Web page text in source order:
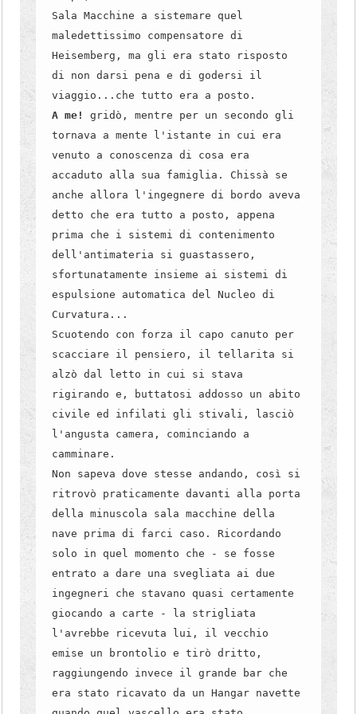
Sala Macchine a sistemare quel
maledettissimo compensatore di
Heisemberg, ma gli era stato risposto
di non darsi pena e di godersi il
viaggio...che tutto era a posto.
A me!gridò, mentre per un secondo gli
tornava a mente l'istante in cui era
venuto a conoscenza di cosa era
accaduto alla sua famiglia. Chissà se
anche allora l'ingegnere di bordo aveva
detto che era tutto a posto, appena
prima che i sistemi di contenimento
dell'antimateria si guastassero,
sfortunatamente insieme ai sistemi di
espulsione automatica del Nucleo di
Curvatura...
Scuotendo con forza il capo canuto per
scacciare il pensiero, il tellarita si
alzò dal letto in cui si stava
rigirando e, buttatosi addosso un abito
civile ed infilati gli stivali, lasciò
l'angusta camera, cominciando a
camminare.
Non sapeva dove stesse andando, così si
ritrovò praticamente davanti alla porta
della minuscola sala macchine della
nave prima di farci caso. Ricordando
solo in quel momento che - se fosse
entrato a dare una svegliata ai due
ingegneri che stavano quasi certamente
giocando a carte - la strigliata
l'avrebbe ricevuta lui, il vecchio
emise un brontolio e tirò dritto,
raggiungendo invece il grande bar che
era stato ricavato da un Hangar navette